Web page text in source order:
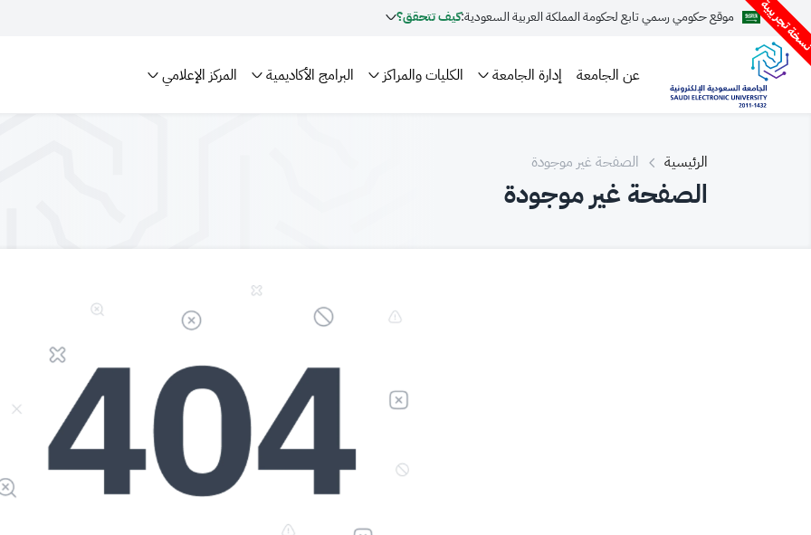
تجريبية موقع حكومي رسمي تابع لحكومة المملكة العربية السعودية:كيف تتحقق؟
عن الجامعة إدارة الجامعة الكليات والمراكز البرامج الأكاديمية المركز الإعلامي
الرئيسية الصفحة غير موجودة
الصفحة غير موجودة